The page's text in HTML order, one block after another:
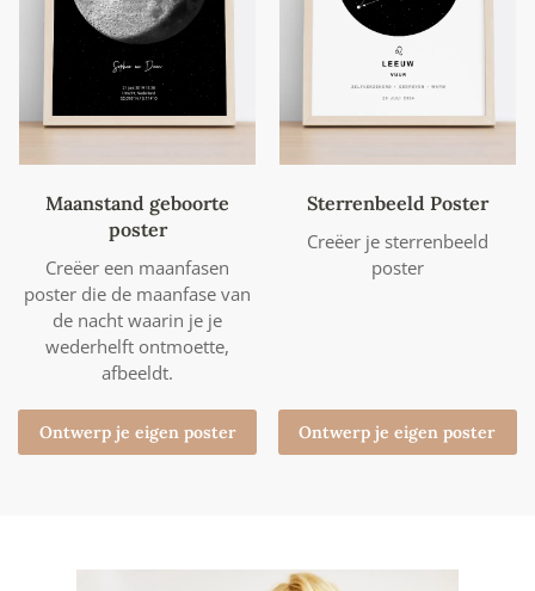
Maanstand geboorte
poster
Creëer een maanfasen
poster die de maanfase van
de nacht waarin je je
wederhelft ontmoette,
afbeeldt.
Ontwerp je eigen poster
Sterrenbeeld Poster
Creëer je sterrenbeeld
poster
Ontwerp je eigen poster